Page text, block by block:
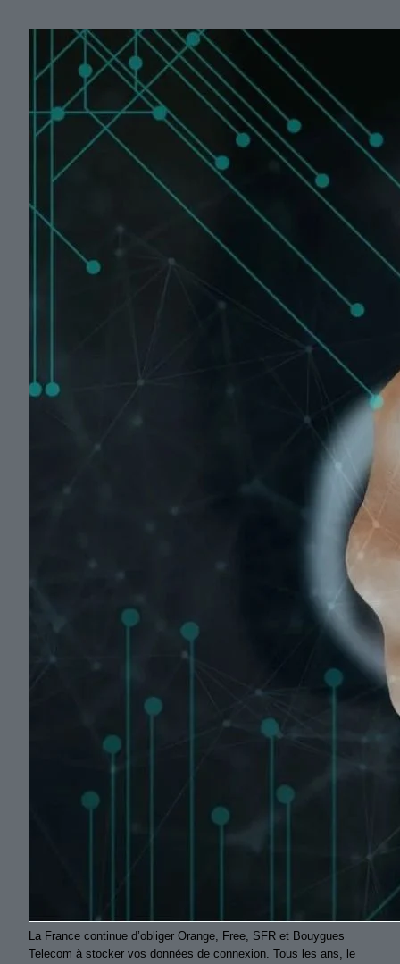
La France continue d’obliger Orange, Free, SFR et Bouygues
Telecom à stocker vos données de connexion. Tous les ans, le